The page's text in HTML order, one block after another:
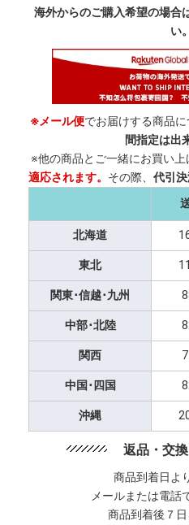
海外からのご購入希望の場合
い。
※メール便でお届けする商品に
間指定は出
※他の商品とご一緒にお買い上
適応されます。 その際、 代引決
北海道
東北
関東･信越･九州
中部･北陸
関西
中国･四国
沖縄
返品・交
商品到着日よ
メールまたは電話
商品到着後７